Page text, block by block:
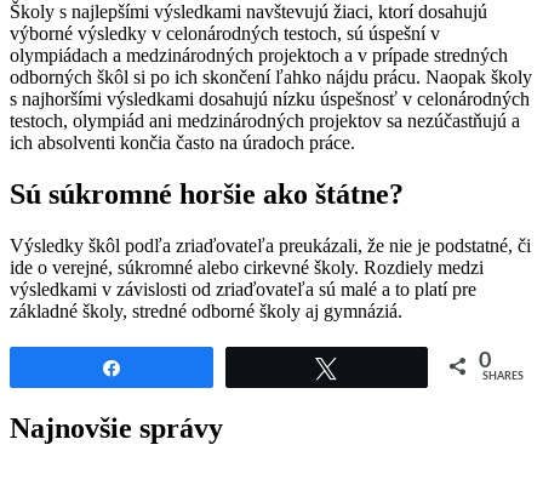
Školy s najlepšími výsledkami navštevujú žiaci, ktorí dosahujú
výborné výsledky v celonárodných testoch, sú úspešní v
olympiádach a medzinárodných projektoch a v prípade stredných
odborných škôl si po ich skončení ľahko nájdu prácu. Naopak školy
s najhoršími výsledkami dosahujú nízku úspešnosť v celonárodných
testoch, olympiád ani medzinárodných projektov sa nezúčastňujú a
ich absolventi končia často na úradoch práce.
Sú súkromné horšie ako štátne?
Výsledky škôl podľa zriaďovateľa preukázali, že nie je podstatné, či
ide o verejné, súkromné alebo cirkevné školy. Rozdiely medzi
výsledkami v závislosti od zriaďovateľa sú malé a to platí pre
základné školy, stredné odborné školy aj gymnáziá.
0
SHARES
Najnovšie správy